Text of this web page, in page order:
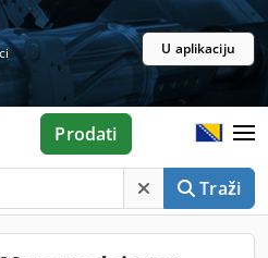
U aplikaciju
Traži
Prodati